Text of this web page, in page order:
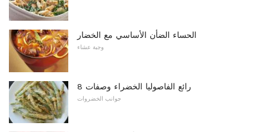
الحساء الضأن الأساسي مع الخضار
وجبة عشاء
8 رائع الفاصوليا الخضراء وصفات
جوانب الخضروات